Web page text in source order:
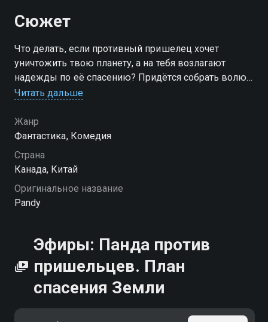
Сюжет
Что делать, если противный пришелец хочет
уничтожить твою планету, а на тебя возлагают
надежды по её спасению? Придётся собрать волю
в кулак, отбросить все панда-страхи, завести
план по спасению планеты
Читать дальше
Жанр
Фантастика, Комедия
Страна
Канада, Китай
Оригинальное название
Pandy
Эфиры: Панда против
пришельцев. План
спасения Земли